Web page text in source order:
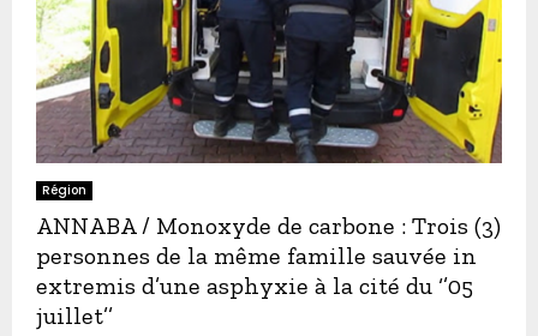
Région
ANNABA / Monoxyde de carbone : Trois (3)
personnes de la même famille sauvée in
extremis d’une asphyxie à la cité du ‘’05
juillet’’